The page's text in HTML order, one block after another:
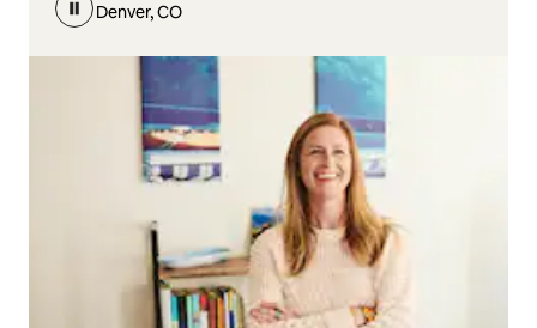
Denver, CO